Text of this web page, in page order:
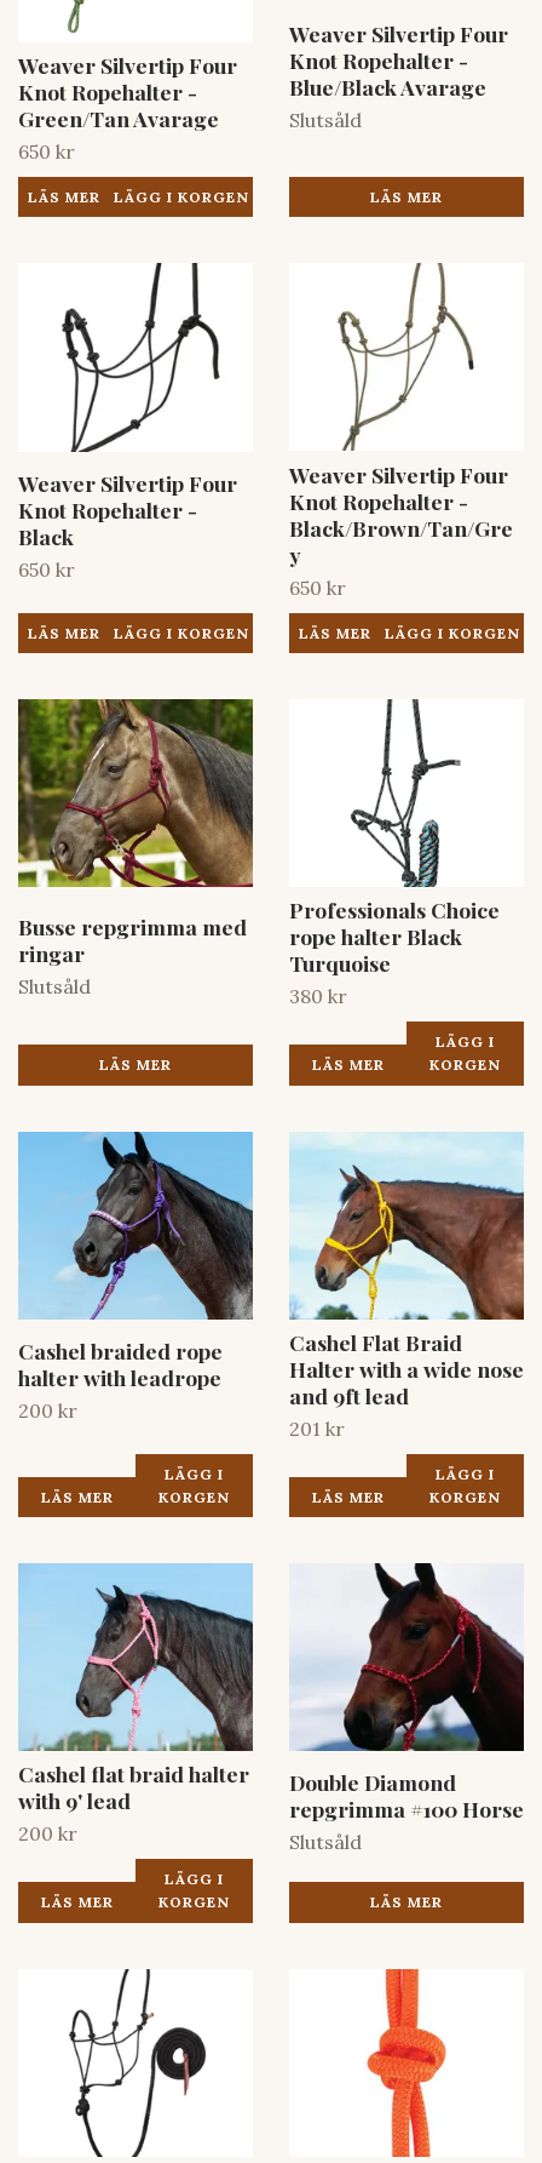
Weaver Silvertip Four
Knot Ropehalter -
Green/Tan Avarage
650 kr
LÄS MER
Weaver Silvertip Four
Knot Ropehalter -
Blue/Black Avarage
Slutsåld
LÄS MER
Weaver Silvertip Four
Knot Ropehalter -
Black
650 kr
LÄS MER
Weaver Silvertip Four
Knot Ropehalter -
Black/Brown/Tan/Gre
y
650 kr
LÄS MER
Busse repgrimma med
ringar
Slutsåld
LÄS MER
Professionals Choice
rope halter Black
Turquoise
380 kr
LÄS MER
LÄGG I
KORGEN
Cashel braided rope
halter with leadrope
200 kr
LÄS MER
LÄGG I
KORGEN
Cashel Flat Braid
Halter with a wide nose
and 9ft lead
201 kr
LÄS MER
LÄGG I
KORGEN
Cashel flat braid halter
with 9' lead
200 kr
LÄS MER
LÄGG I
KORGEN
Double Diamond
repgrimma #100 Horse
Slutsåld
LÄS MER